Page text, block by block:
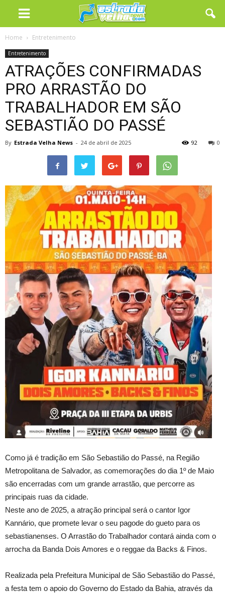
Home Entretenimento
Entretenimento
ATRAÇÕES CONFIRMADAS
PRO ARRASTÃO DO
TRABALHADOR EM SÃO
SEBASTIÃO DO PASSÉ
By Estrada Velha News - 24 de abril de 2025 0
92
Como já é tradição em São Sebastião do Passé, na Região
Metropolitana de Salvador, as comemorações do dia 1º de Maio
são encerradas com um grande arrastão, que percorre as
principais ruas da cidade.
Neste ano de 2025, a atração principal será o cantor Igor
Kannário, que promete levar o seu pagode do gueto para os
sebastianenses. O Arrastão do Trabalhador contará ainda com o
arrocha da Banda Dois Amores e o reggae da Backs & Finos.
Realizada pela Prefeitura Municipal de São Sebastião do Passé,
a festa tem o apoio do Governo do Estado da Bahia, através da